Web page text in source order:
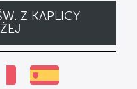
Z KAPLICY